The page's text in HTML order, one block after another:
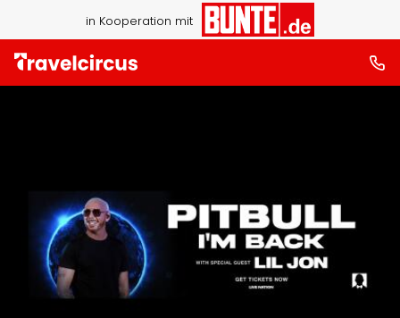
in Kooperation mit